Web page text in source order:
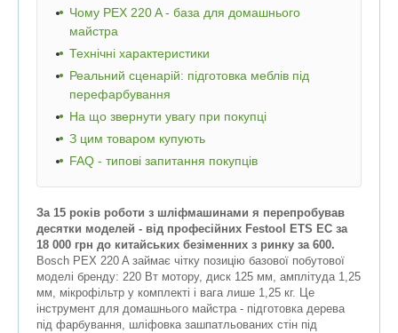
Чому PEX 220 A - база для домашнього
майстра
Технічні характеристики
Реальний сценарій: підготовка меблів під
перефарбування
На що звернути увагу при покупці
З цим товаром купують
FAQ - типові запитання покупців
За 15 років роботи з шліфмашинами я перепробував
десятки моделей - від професійних Festool ETS EC за
18 000 грн до китайських безіменних з ринку за 600.
Bosch PEX 220 A займає чітку позицію базової побутової
моделі бренду: 220 Вт мотору, диск 125 мм, амплітуда 1,25
мм, мікрофільтр у комплекті і вага лише 1,25 кг. Це
інструмент для домашнього майстра - підготовка дерева
під фарбування, шліфовка зашпатльованих стін під